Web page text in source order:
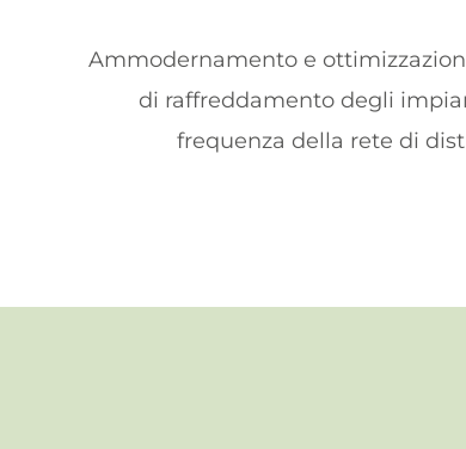
Ammodernamento e
di raffreddamento degli
frequenza della rete di